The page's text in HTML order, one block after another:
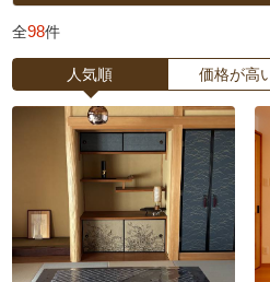
全98件
人気順 価格が高